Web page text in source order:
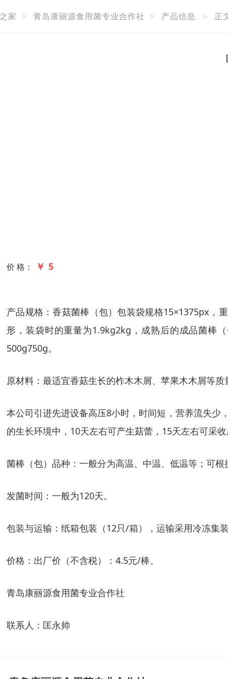
家 > 青岛康丽源食用菌专业合作社 > 产品信息 > 正
价 格： ￥ 5
产品规格：香菇菌棒（包）包装袋规格15×1375px，
形，装袋时的重量为1.9kg2kg，成熟后的成品菌棒
500g750g。
原材料：最适宜香菇生长的柞木木屑、苹果木木屑等质
本公司引进先进设备高压8小时，时间短，营养流失少
的生长环境中，10天左右可产生菇蕾，15天左右可采收
菌棒（包）品种：一般分为高温、中温、低温等；可
发菌时间：一般为120天。
包装与运输：纸箱包装（12只/箱），运输采用冷冻集装
价格：出厂价（不含税）：4.5元/棒。
青岛康丽源食用菌专业合作社
联系人：匡永帅